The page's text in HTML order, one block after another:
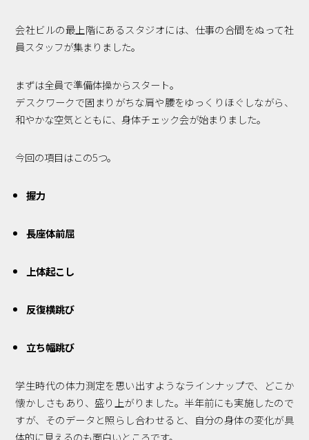
会社ビルの最上階にあるスタジオには、仕事の合間をぬって社
員スタッフが集まりました。
まずは全員で準備体操からスタート。
デスクワークで固まりがちな肩や腰をゆっくりほぐしながら、
和やかな空気とともに、身体チェック会が始まりました。
今回の項目はこの5つ。
握力
長座体前屈
上体起こし
反復横跳び
立ち幅跳び
学生時代の体力測定を思い出すようなラインナップで、どこか
懐かしさもあり、盛り上がりました。半年前にも実施したので
すが、そのデータと照らし合わせると、自分の身体の変化が具